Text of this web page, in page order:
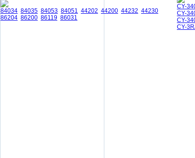
84034 84035 84053 84051 44202 44200 44232 44230
86204 86200 86119 86031
CY-
CY-
CY-
CY-